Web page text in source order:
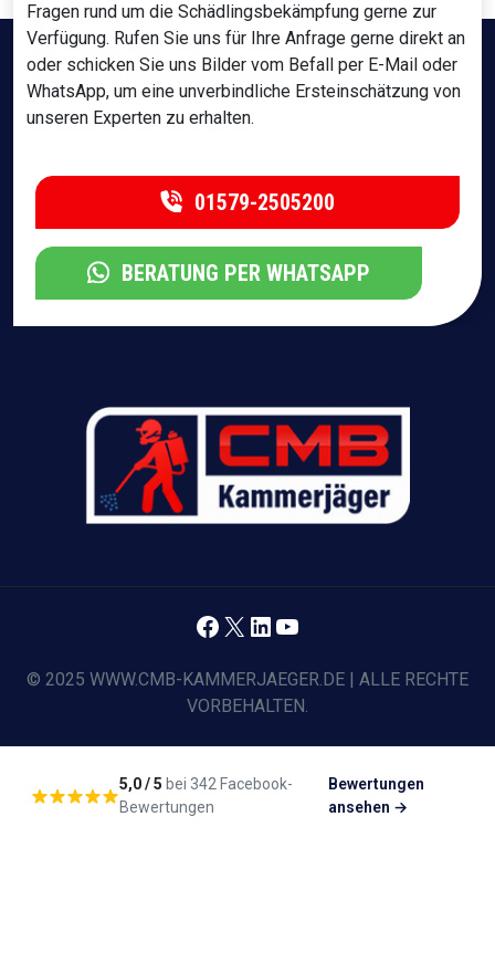
Fragen rund um die Schädlingsbekämpfung gerne zur
Verfügung. Rufen Sie uns für Ihre Anfrage gerne direkt an
oder schicken Sie uns Bilder vom Befall per E-Mail oder
WhatsApp, um eine unverbindliche Ersteinschätzung von
unseren Experten zu erhalten.
01579-2505200
BERATUNG PER WHATSAPP
© 2025 WWW.CMB-KAMMERJAEGER.DE | ALLE RECHTE
VORBEHALTEN.
Facebook
X LinkedIn
YouTube
5,0 / 5 bei 342 Facebook-
Bewertungen
Bewertungen
ansehen →